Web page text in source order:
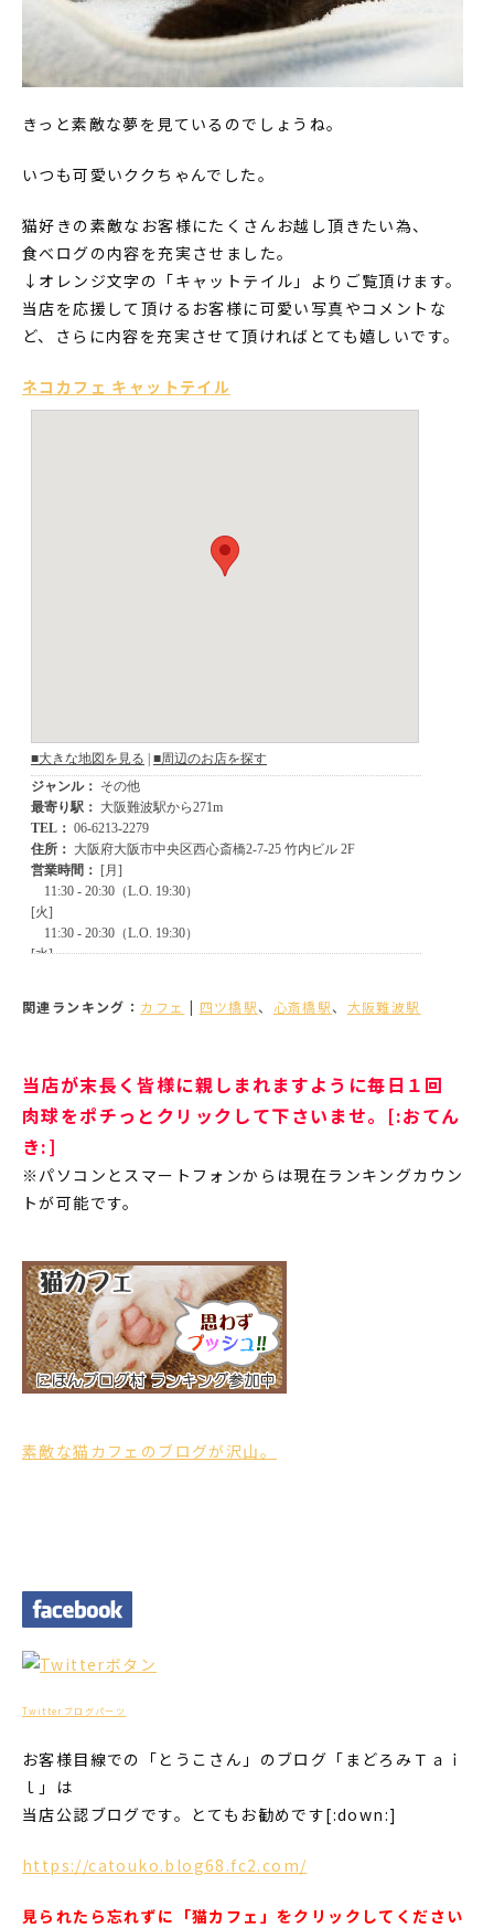
きっと素敵な夢を見ているのでしょうね。
いつも可愛いククちゃんでした。
猫好きの素敵なお客様にたくさんお越し頂きたい為、
食べログの内容を充実させました。
↓オレンジ文字の「キャットテイル」よりご覧頂けます。
当店を応援して頂けるお客様に可愛い写真やコメントな
ど、さらに内容を充実させて頂ければとても嬉しいです。
ネコカフェ キャットテイル
関連ランキング： カフェ | 四ツ橋駅、 心斎橋駅、 大阪難波駅
当店が末長く皆様に親しまれますように毎日１回
肉球をポチっとクリックして下さいませ。[:おてん
き:]
※パソコンとスマートフォンからは現在ランキングカウン
トが可能です。
素敵な猫カフェのブログが沢山。
Twitterブログパーツ
お客様目線での「とうこさん」のブログ「まどろみＴａｉ
ｌ」は
当店公認ブログです。とてもお勧めです[:down:]
https://catouko.blog68.fc2.com/
見られたら忘れずに「猫カフェ」をクリックしてください